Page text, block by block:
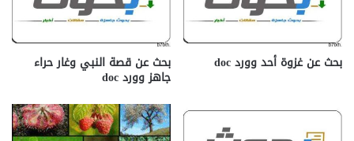
بحث عن غزوة أحد وورد doc بحث عن قصة النبي وغار حراء
جاهز وورد doc